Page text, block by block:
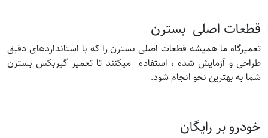
قطعات اصلی بسترن
تعمیرگاه ما همیشه قطعات اصلی بسترن را که با استانداردهای دقیق
طراحی و آزمایش شده ، استفاده میکنند تا تعمیر گیربکس بسترن
شما به بهترین نحو انجام شود.
خودرو بر رایگان